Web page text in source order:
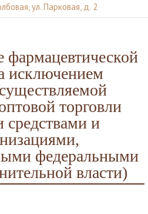
ул. Парковая, д. 2
фармацевтической
исключением
торговли
средствами и
федеральными
власти)